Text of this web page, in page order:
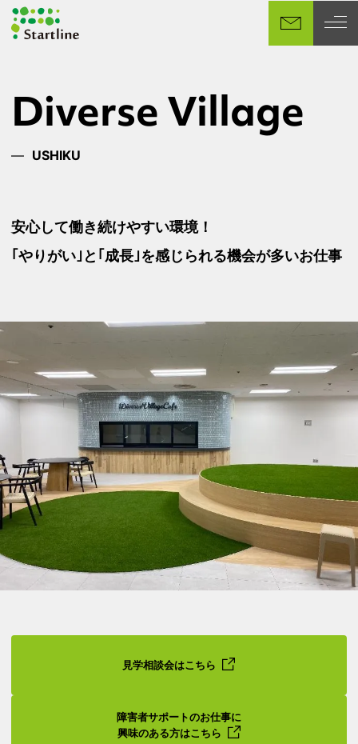
イ
Diverse Village
USHIKU
安心して働き続けやすい環境！
｢やりがい｣と｢成長｣を感じられる機会が多いお仕事
見学相談会はこちら
障害者サポートのお仕事に
興味のある方はこちら